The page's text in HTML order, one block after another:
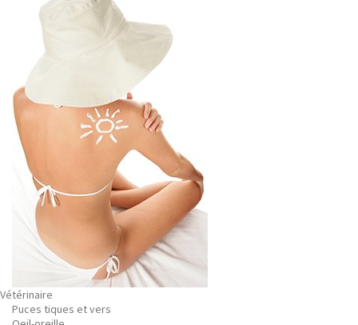
Vétérinaire
Puces tiques et vers